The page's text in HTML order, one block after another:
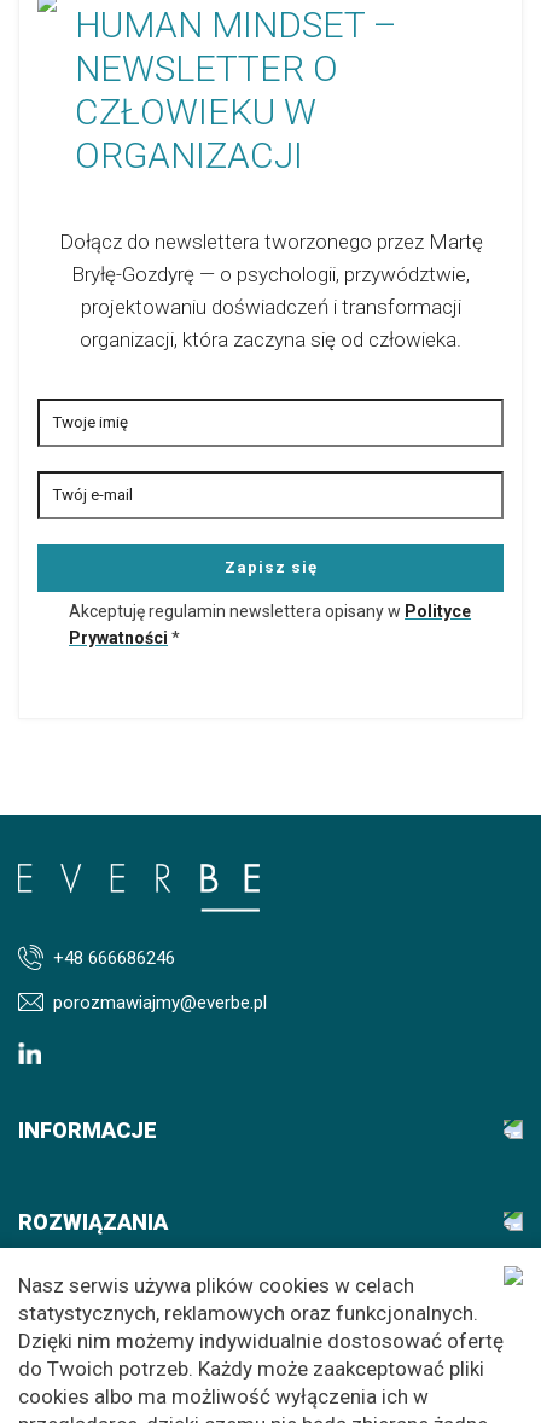
HUMAN MINDSET –
NEWSLETTER O
CZŁOWIEKU W
ORGANIZACJI
Dołącz do newslettera tworzonego przez Martę
Bryłę-Gozdyrę — o psychologii, przywództwie,
projektowaniu doświadczeń i transformacji
organizacji, która zaczyna się od człowieka.
Akceptuję regulamin newslettera opisany w Polityce
Prywatności *
+48 666686246
porozmawiajmy@everbe.pl
INFORMACJE
ROZWIĄZANIA
AKADEMIA
© 2026 EVERBE. All rights reserved
Nasz serwis używa plików cookies w celach
statystycznych, reklamowych oraz funkcjonalnych.
Dzięki nim możemy indywidualnie dostosować ofertę
do Twoich potrzeb. Każdy może zaakceptować pliki
cookies albo ma możliwość wyłączenia ich w